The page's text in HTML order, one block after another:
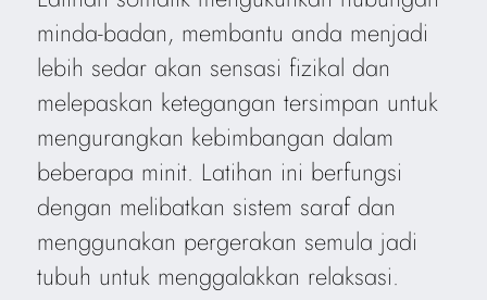
minda-badan, membantu anda menjadi
lebih sedar akan sensasi fizikal dan
melepaskan ketegangan tersimpan untuk
mengurangkan kebimbangan dalam
beberapa minit. Latihan ini berfungsi
dengan melibatkan sistem saraf dan
menggunakan pergerakan semula jadi
tubuh untuk menggalakkan relaksasi.